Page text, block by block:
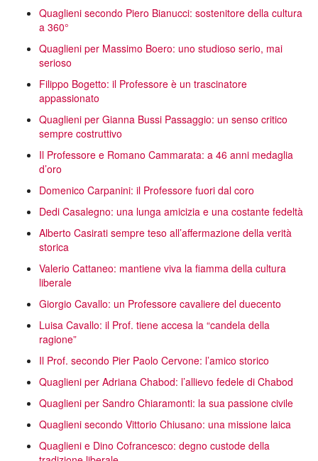
Quaglieni secondo Piero Bianucci: sostenitore della cultura
a 360°
Quaglieni per Massimo Boero: uno studioso serio, mai
serioso
Filippo Bogetto: il Professore è un trascinatore
appassionato
Quaglieni per Gianna Bussi Passaggio: un senso critico
sempre costruttivo
Il Professore e Romano Cammarata: a 46 anni medaglia
d’oro
Domenico Carpanini: il Professore fuori dal coro
Dedi Casalegno: una lunga amicizia e una costante fedeltà
Alberto Casirati sempre teso all’affermazione della verità
storica
Valerio Cattaneo: mantiene viva la fiamma della cultura
liberale
Giorgio Cavallo: un Professore cavaliere del duecento
Luisa Cavallo: il Prof. tiene accesa la “candela della
ragione”
Il Prof. secondo Pier Paolo Cervone: l’amico storico
Quaglieni per Adriana Chabod: l’allievo fedele di Chabod
Quaglieni per Sandro Chiaramonti: la sua passione civile
Quaglieni secondo Vittorio Chiusano: una missione laica
Quaglieni e Dino Cofrancesco: degno custode della